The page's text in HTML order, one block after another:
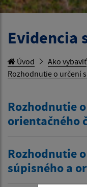
Evidencia
Úvod Ako vybaviť
Rozhodnutie o určení
Rozhodnutie
orientačného
Rozhodnutie
súpisného a